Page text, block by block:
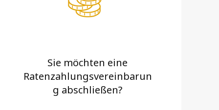
Sie möchten eine
Ratenzahlungsvereinbarun
g abschließen?